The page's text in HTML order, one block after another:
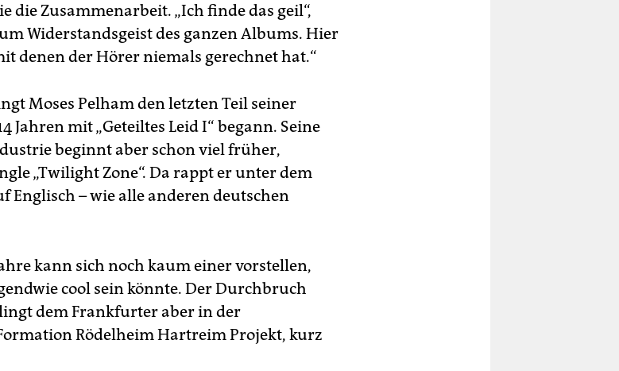
die Zusammenarbeit. „Ich finde das geil“,
Widerstandsgeist des ganzen Albums. Hier
denen der Hörer niemals gerechnet hat.“
Moses Pelham den letzten Teil seiner
Jahren mit „Geteiltes Leid I“ begann. Seine
beginnt aber schon viel früher,
„Twilight Zone“. Da rappt er unter dem
Englisch – wie alle anderen deutschen
kann sich noch kaum einer vorstellen,
cool sein könnte. Der Durchbruch
dem Frankfurter aber in der
Rödelheim Hartreim Projekt, kurz